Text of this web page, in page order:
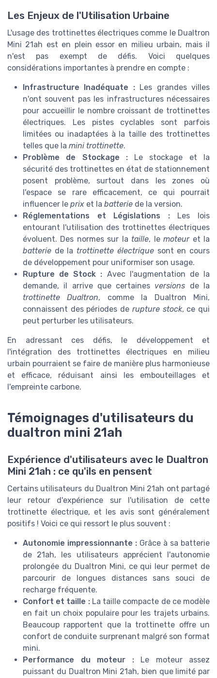
Les Enjeux de l'Utilisation Urbaine
L'usage des trottinettes électriques comme le Dualtron
Mini 21ah est en plein essor en milieu urbain, mais il
n'est pas exempt de défis. Voici quelques
considérations importantes à prendre en compte :
Infrastructure Inadéquate :Les grandes villes
n'ont souvent pas les infrastructures nécessaires
pour accueillir le nombre croissant de trottinettes
électriques. Les pistes cyclables sont parfois
limitées ou inadaptées à la taille des trottinettes
telles que la mini trottinette.
Problème de Stockage :Le stockage et la
sécurité des trottinettes en état de stationnement
posent problème, surtout dans les zones où
l'espace se rare efficacement, ce qui pourrait
influencer le prix et la batterie de la version.
Réglementations et Législations :Les lois
entourant l'utilisation des trottinettes électriques
évoluent. Des normes sur la taille, lemoteuret la
batterie de la trottinette électriquesont en cours
de développement pour uniformiser son usage.
Rupture de Stock : Avec l'augmentation de la
demande, il arrive que certaines versions de la
trottinette Dualtron, comme la Dualtron Mini,
connaissent des périodes de rupture stock, ce qui
peut perturber les utilisateurs.
En adressant ces défis, le développement et
l'intégration des trottinettes électriques en milieu
urbain pourraient se faire de manière plus harmonieuse
et efficace, réduisant ainsi les embouteillages et
l'empreinte carbone.
Témoignages d'utilisateurs du
dualtron mini 21ah
Expérience d'utilisateurs avec le Dualtron
Mini 21ah : ce qu'ils en pensent
Certains utilisateurs du Dualtron Mini 21ah ont partagé
leur retour d'expérience sur l'utilisation de cette
trottinette électrique, et les avis sont généralement
positifs ! Voici ce qui ressort le plus souvent :
Autonomie impressionnante : Grâce à sa batterie
de 21ah, les utilisateurs apprécient l'autonomie
prolongée du Dualtron Mini, ce qui leur permet de
parcourir de longues distances sans souci de
recharge fréquente.
Confort et taille :La taille compacte de ce modèle
en fait un choix populaire pour les trajets urbains.
Beaucoup rapportent que la trottinette offre un
confort de conduite surprenant malgré son format
mini.
Performance du moteur :Le moteur assez
puissant du Dualtron Mini 21ah, bien que limité par